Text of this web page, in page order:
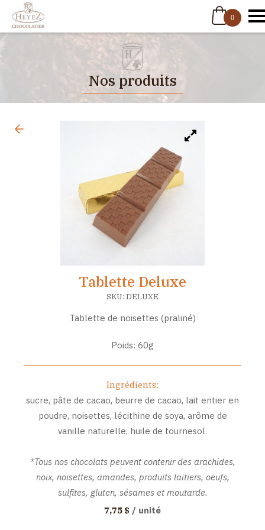
0
Nos produits
Tablette Deluxe
SKU: DELUXE
Tablette de noisettes (praliné)
Poids: 60g
Ingrédients:
sucre, pâte de cacao, beurre de cacao, lait entier en
poudre, noisettes, lécithine de soya, arôme de
vanille naturelle, huile de tournesol.
*Tous nos chocolats peuvent contenir des arachides,
noix, noisettes, amandes, produits laitiers, oeufs,
sulfites, gluten, sésames et moutarde.
7,75 $ / unité